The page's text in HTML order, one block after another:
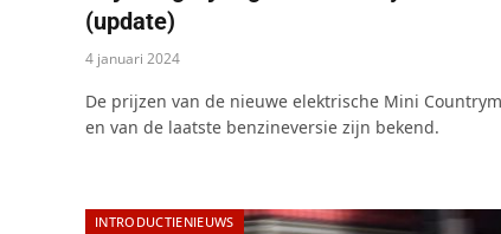
(update)
4 januari 2024
De prijzen van de nieuwe elektrische Mini
en van de laatste benzineversie zijn bekend.
INTRODUCTIENIEUWS